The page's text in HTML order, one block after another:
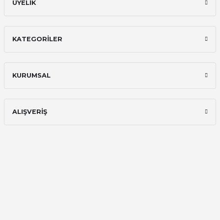
ÜYELİK
KATEGORİLER
KURUMSAL
ALIŞVERİŞ